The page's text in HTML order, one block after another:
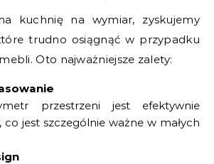
kuchnię na wymiar, zyskujemy
trudno osiągnąć w przypadku
Oto najważniejsze zalety:
przestrzeni jest efektywnie
co jest szczególnie ważne w małych